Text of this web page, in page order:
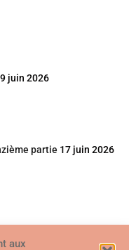
aux
juin 2026
partie 17 juin 2026